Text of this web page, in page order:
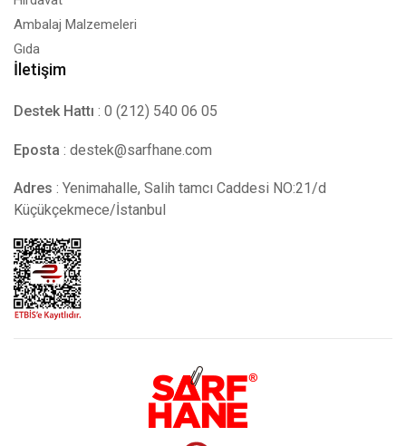
Ambalaj Malzemeleri
Gıda
İletişim
Destek Hattı : 0 (212) 540 06 05
Eposta : destek@sarfhane.com
Adres : Yenimahalle, Salih tamcı Caddesi NO:21/d
Küçükçekmece/İstanbul